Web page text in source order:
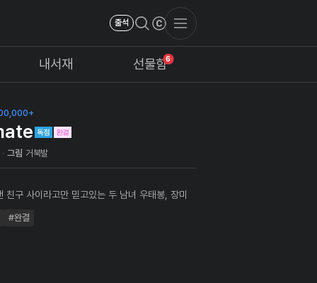
출석
내서재 6
선물함
그림 거북발
친구 사이라고만 믿고있는 두 남녀 우태봉, 장미
로에게 친구이상의 감정이 있었음을 느끼게 된
#완결